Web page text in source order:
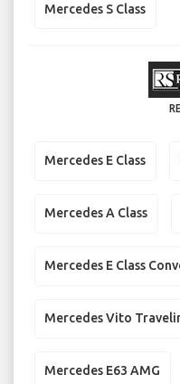
Mercedes S Class
Mercedes E Class
Mercedes A Class
Mercedes E Class
Mercedes Vito
Mercedes E63 AMG